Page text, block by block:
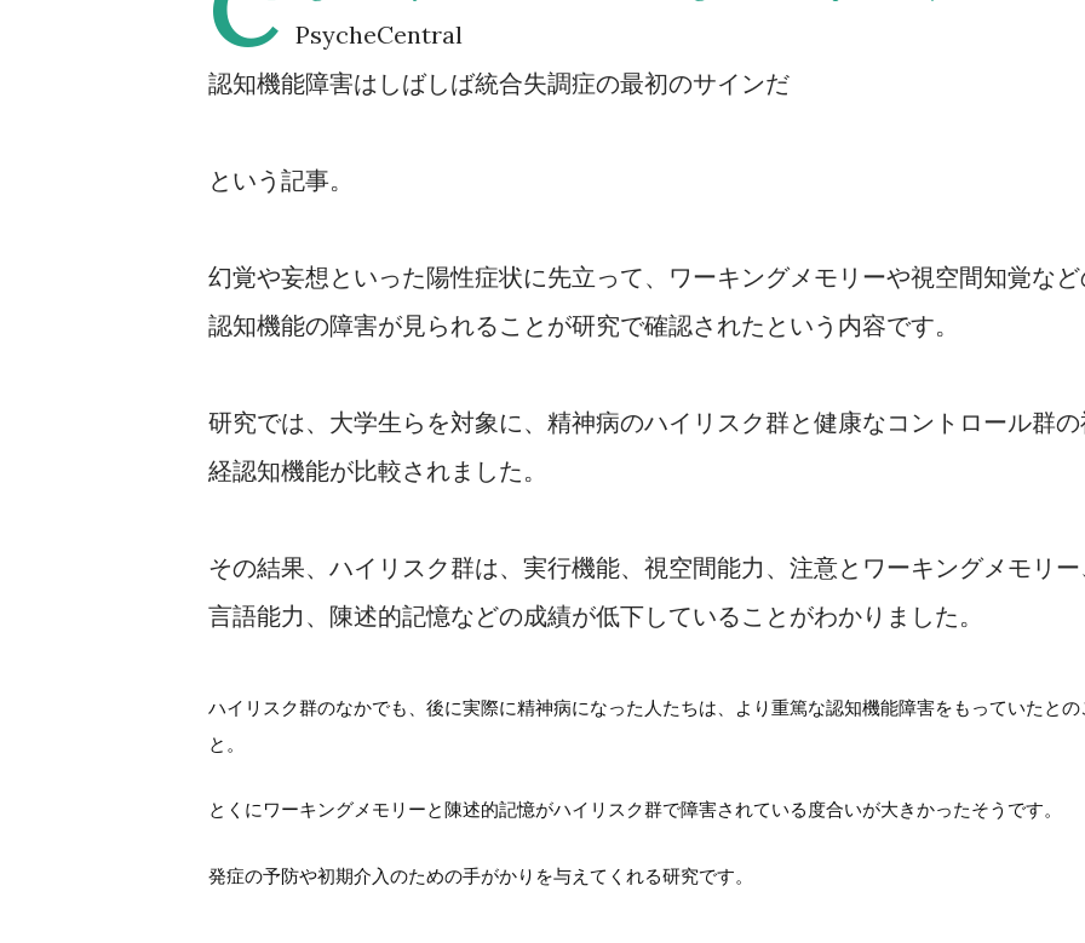
PsycheCentral
認知機能障害はしばしば統合失調症の最初のサインだ
という記事。
幻覚や妄想といった陽性症状に先立って、ワーキングメモリーや視空間知覚な
認知機能の障害が見られることが研究で確認されたという内容です。
研究では、大学生らを対象に、精神病のハイリスク群と健康なコントロール群
経認知機能が比較されました。
その結果、ハイリスク群は、実行機能、視空間能力、注意とワーキングメモリ
言語能力、陳述的記憶などの成績が低下していることがわかりました。
ハイリスク群のなかでも、後に実際に精神病になった人たちは、より重篤な認知機能障害をもっていたとの
と。
とくにワーキングメモリーと陳述的記憶がハイリスク群で障害されている度合いが大きかったそうです。
発症の予防や初期介入のための手がかりを与えてくれる研究です。